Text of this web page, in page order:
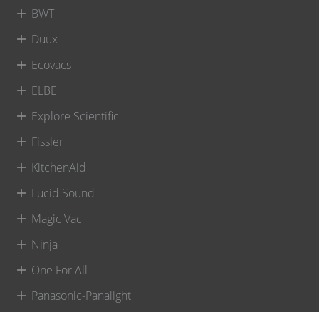
BWT
Duux
Ecovacs
ELBE
Explore Scientific
Fissler
KitchenAid
Lucid Sound
Magic Vac
Ninja
One For All
Panasonic-Panalight